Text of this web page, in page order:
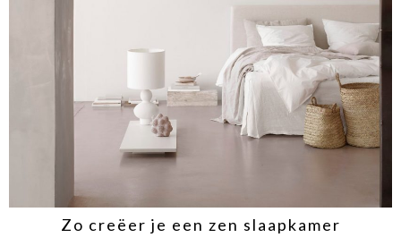
Zo creëer je een zen slaapkamer